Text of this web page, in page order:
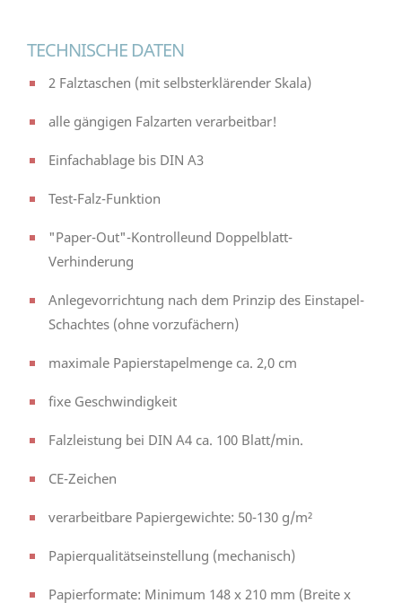
TECHNISCHE DATEN
2 Falztaschen (mit selbsterklärender Skala)
alle gängigen Falzarten verarbeitbar!
Einfachablage bis DIN A3
Test-Falz-Funktion
"Paper-Out"-Kontrolleund Doppelblatt-
Verhinderung
Anlegevorrichtung nach dem Prinzip des Einstapel-
Schachtes (ohne vorzufächern)
maximale Papierstapelmenge ca. 2,0 cm
fixe Geschwindigkeit
Falzleistung bei DIN A4 ca. 100 Blatt/min.
CE-Zeichen
verarbeitbare Papiergewichte: 50-130 g/m²
Papierqualitätseinstellung (mechanisch)
Papierformate: Minimum 148 x 210 mm (Breite x